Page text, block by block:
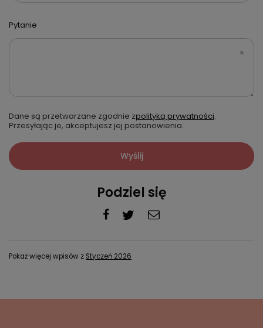
Pytanie
Dane są przetwarzane zgodnie zpolityką prywatności.
Przesyłając je, akceptujesz jej postanowienia.
Wyślij
Podziel się
Pokaż więcej wpisów z Styczeń 2026